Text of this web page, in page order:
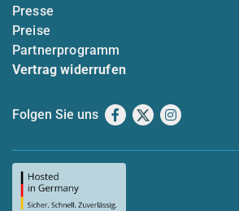
Presse
Preise
Partnerprogramm
Vertrag widerrufen
Folgen Sie uns Facebook
X Instagram